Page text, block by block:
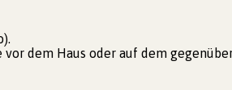
dem Haus oder auf dem